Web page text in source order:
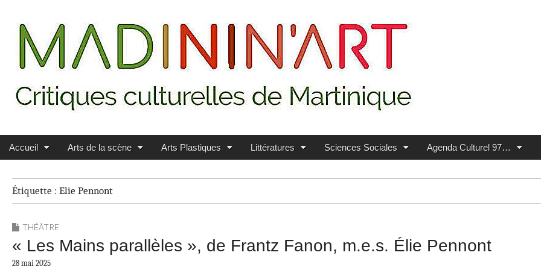
MADININ'ART
Main menu
Skip to content
Accueil Arts de la scène Arts Plastiques Littératures Sciences Sociales Agenda Culturel 97…
Étiquette : Elie Pennont
THÉÂTRE
« Les Mains parallèles », de Frantz Fanon, m.e.s. Élie Pennont
28 mai 2025